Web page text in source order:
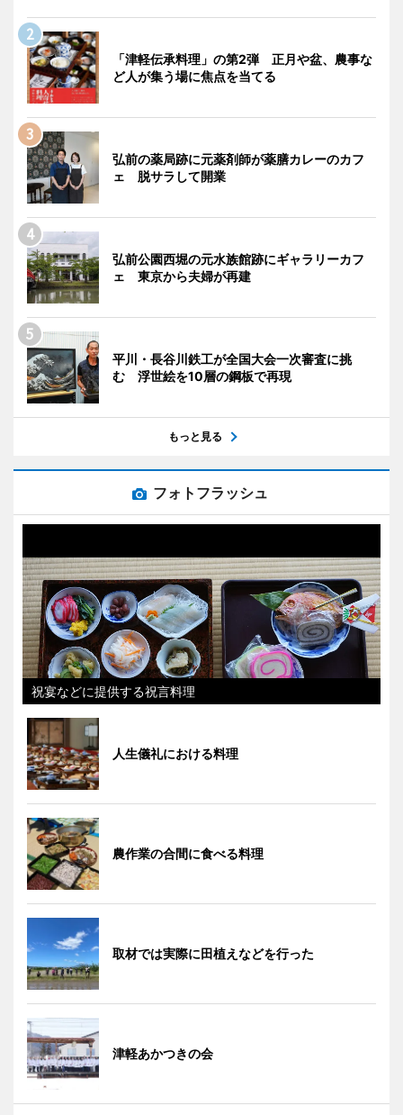
「津軽伝承料理」の第2弾 正月や盆、農事な
ど人が集う場に焦点を当てる
弘前の薬局跡に元薬剤師が薬膳カレーのカフ
ェ 脱サラして開業
弘前公園西堀の元水族館跡にギャラリーカフ
ェ 東京から夫婦が再建
平川・長谷川鉄工が全国大会一次審査に挑
む 浮世絵を10層の鋼板で再現
もっと見る
フォトフラッシュ
祝宴などに提供する祝言料理
人生儀礼における料理
農作業の合間に食べる料理
取材では実際に田植えなどを行った
津軽あかつきの会